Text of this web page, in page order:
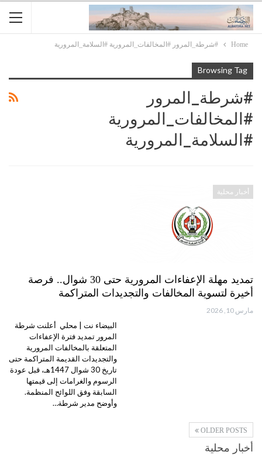
Home #شرطة_المرور #المخالفات_المرورية #السلامة_المرورية
Browsing Tag
#شرطة_المرور
#المخالفات_المرورية
#السلامة_المرورية
أخبار محلية
تمديد مهلة الإعفاءات المرورية حتى 30 شوال.. فرصة
أخيرة لتسوية المخالفات والتجديدات المتراكمة
مارس 10, 2026
البيضاء نت | محلي أعلنت شرطة
المرور تمديد فترة الإعفاءات
المتعلقة بالمخالفات المرورية
والتجديدات القديمة المتراكمة حتى
تاريخ 30 شوال 1447هـ، قبل عودة
الرسوم والغرامات إلى قيمتها
السابقة وفق اللوائح المنظمة.
وأوضح مدير شرطة…
OLDER POSTS
أخبار محلية